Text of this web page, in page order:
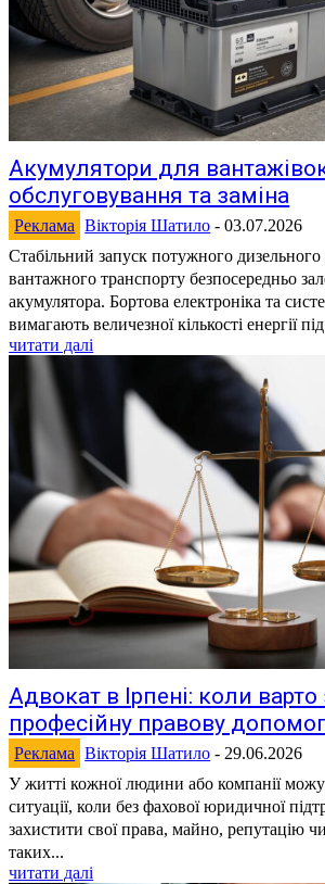
Акумулятори для
обслуговування та заміна
Реклама Вікторія Шатило - 03.07.2026
Стабільний запуск потужного дизельного
вантажного транспорту безпосередньо
акумулятора. Бортова електроніка та
вимагають величезної кількості енергії
читати далі
Адвокат в Ірпені: коли
професійну правову
Реклама Вікторія Шатило - 29.06.2026
У житті кожної людини або компанії
ситуації, коли без фахової юридичної
захистити свої права, майно, репутацію
таких...
читати далі